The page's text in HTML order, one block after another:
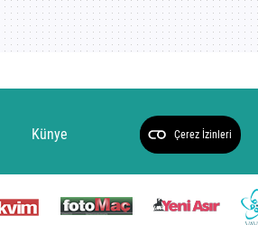
Künye Çerez İzinleri